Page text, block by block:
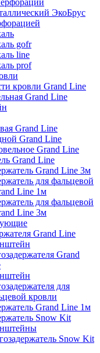
ЭкоБрус
gofr
line
prof
кровли Grand Line
Grand Line
Grand Line
Grand Line
Grand Line
Grand Line
Grand Line 3м
для фальцевой
Line 1м
для фальцевой
Line 3м
Grand Line
Grand
для
кровли
Grand Line 1м
Snow Kit
Snow Kit